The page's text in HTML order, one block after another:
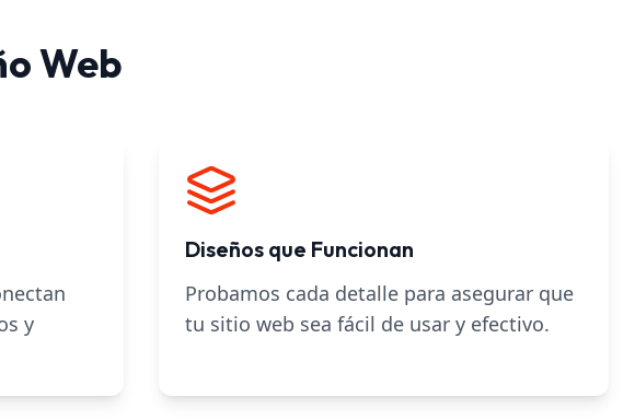
Web
y
Diseños que Funcionan
Probamos cada detalle para asegurar que
tu sitio web sea fácil de usar y efectivo.